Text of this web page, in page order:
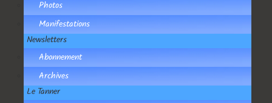
Photos
Manifestations
Newsletters
Abonnement
Archives
Le Tanner